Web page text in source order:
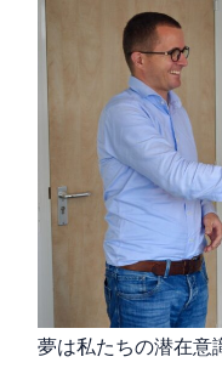
夢は私たちの潜在意